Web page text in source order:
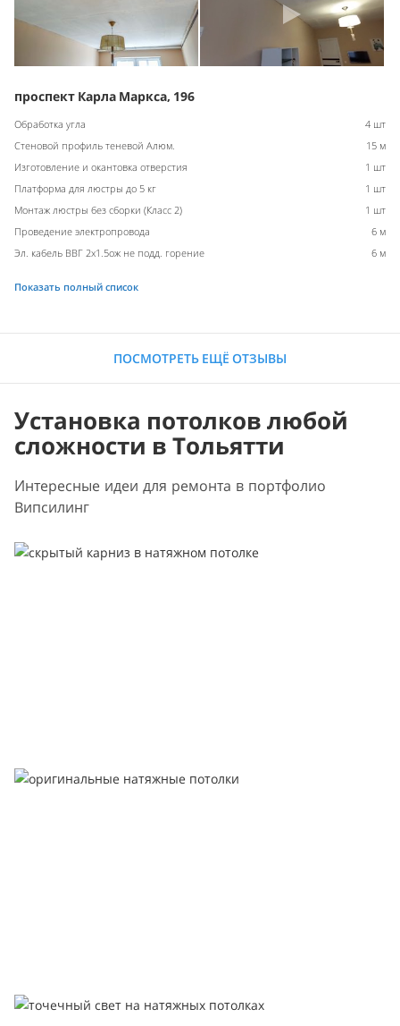
проспект Карла Маркса, 196
Обработка угла
4 шт
Стеновой профиль теневой Алюм.
15 м
Изготовление и окантовка отверстия
1 шт
Платформа для люстры до 5 кг
1 шт
Монтаж люстры без сборки (Класс 2)
1 шт
Проведение электропровода
6 м
Эл. кабель ВВГ 2х1.5ож не подд. горение
6 м
Показать полный список
ПОСМОТРЕТЬ ЕЩЁ ОТЗЫВЫ
Установка потолков любой
сложности в Тольятти
Интересные идеи для ремонта в портфолио
Випсилинг